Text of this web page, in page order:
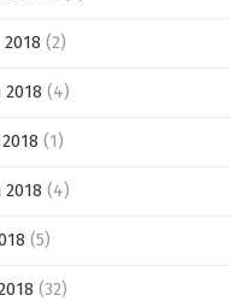
(2)
(4)
(1)
2018 (4)
(5)
(32)